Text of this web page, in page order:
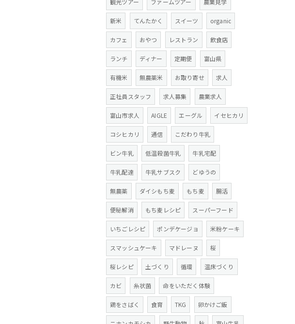
観光ツアー ファームツアー 農業見学
新米 てんたかく スイーツ organic
カフェ おやつ レストラン 飲食店
ランチ ディナー 定期便 富山県
有機米 無農薬米 お取り寄せ 求人
正社員スタッフ 求人募集 農業求人
富山市求人 AIGLE エーグル イセヒカリ
コシヒカリ 通信 こだわり牛乳
ビン牛乳 低温殺菌牛乳 牛乳宅配
牛乳配達 牛乳サブスク どゆうの
無農薬 ダイシもち麦 もち麦 腸活
便秘解消 もち麦レシピ スーパーフード
いちごレシピ ポンデケージョ 米粉ケーキ
スマッシュケーキ マドレーヌ 桜
桜レシピ 土づくり 循環 温床づくり
カビ 糸状菌 命をいただく体験
鶏をさばく 食育 TKG 卵かけご飯